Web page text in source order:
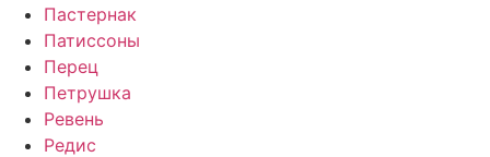
Пастернак
Патиссоны
Перец
Петрушка
Ревень
Редис